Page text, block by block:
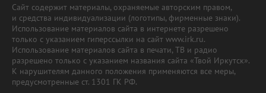
Сайт содержит материалы, охраняемые авторским правом,
и средства индивидуализации (логотипы, фирменные знаки).
Использование материалов сайта в интернете разрешено
только с указанием гиперссылки на сайт www.irk.ru.
Использование материалов сайта в печати, ТВ и радио
разрешено только с указанием названия сайта «Твой Иркутск».
К нарушителям данного положения применяются все меры,
предусмотренные ст. 1301 ГК РФ.